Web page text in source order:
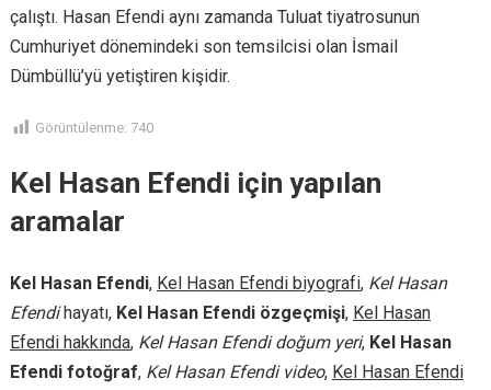
çalıştı. Hasan Efendi aynı zamanda Tuluat tiyatrosunun
Cumhuriyet dönemindeki son temsilcisi olan İsmail
Dümbüllü’yü yetiştiren kişidir.
Görüntülenme: 740
Kel Hasan Efendi için yapılan
aramalar
Kel Hasan Efendi, Kel Hasan Efendi biyografi, Kel Hasan
Efendihayatı, Kel Hasan Efendi özgeçmişi, Kel Hasan
Efendi hakkında, Kel Hasan Efendi doğum yeri, Kel Hasan
Efendi fotoğraf, Kel Hasan Efendi video, Kel Hasan Efendi